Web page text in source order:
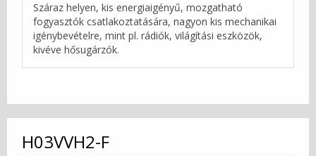
Száraz helyen, kis energiaigényű, mozgatható
fogyasztók csatlakoztatására, nagyon kis mechanikai
igénybevételre, mint pl. rádiók, világítási eszközök,
kivéve hősugárzók.
H03VVH2-F